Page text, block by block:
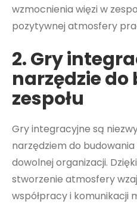
wzmocnienia więzi w
pozytywnej atmosfery
2. Gry
narzędzie
zespołu
Gry integracyjne są
narzędziem do budowania
dowolnej organizacji.
stworzenie atmosfery
współpracy i komunikacji